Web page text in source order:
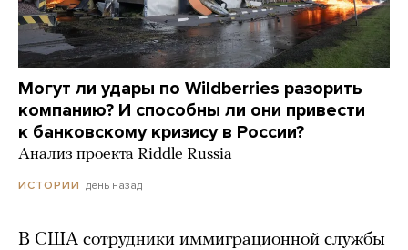
Могут ли удары по Wildberries разорить
компанию? И способны ли они привести
к банковскому кризису в России?
Анализ проекта Riddle Russia
ИСТОРИИ день назад
В США сотрудники иммиграционной службы